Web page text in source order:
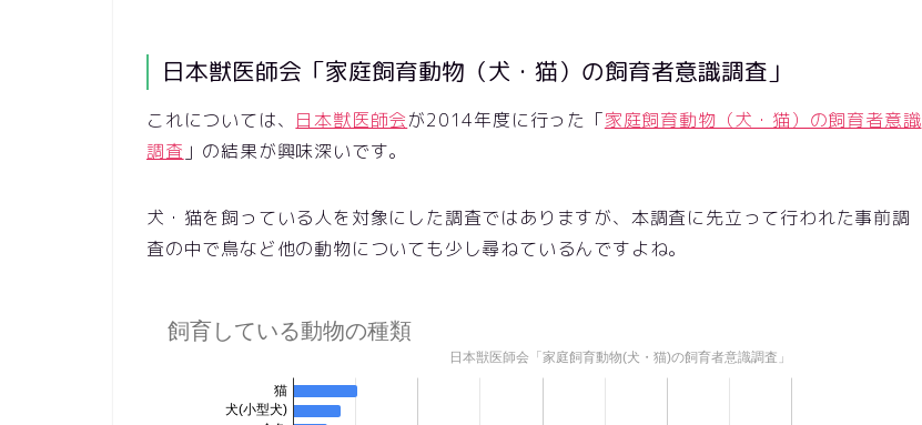
日本獣医師会「家庭飼育動物（犬・猫）の飼育者意識調査」
これについては、 日本獣医師会が2014年度に行った「家庭飼育動物（犬・猫）の飼育者意識
調査 」の結果が興味深いです。
犬・猫を飼っている人を対象にした調査ではありますが、本調査に先立って行われた事前調
査の中で鳥など他の動物についても少し尋ねているんですよね。